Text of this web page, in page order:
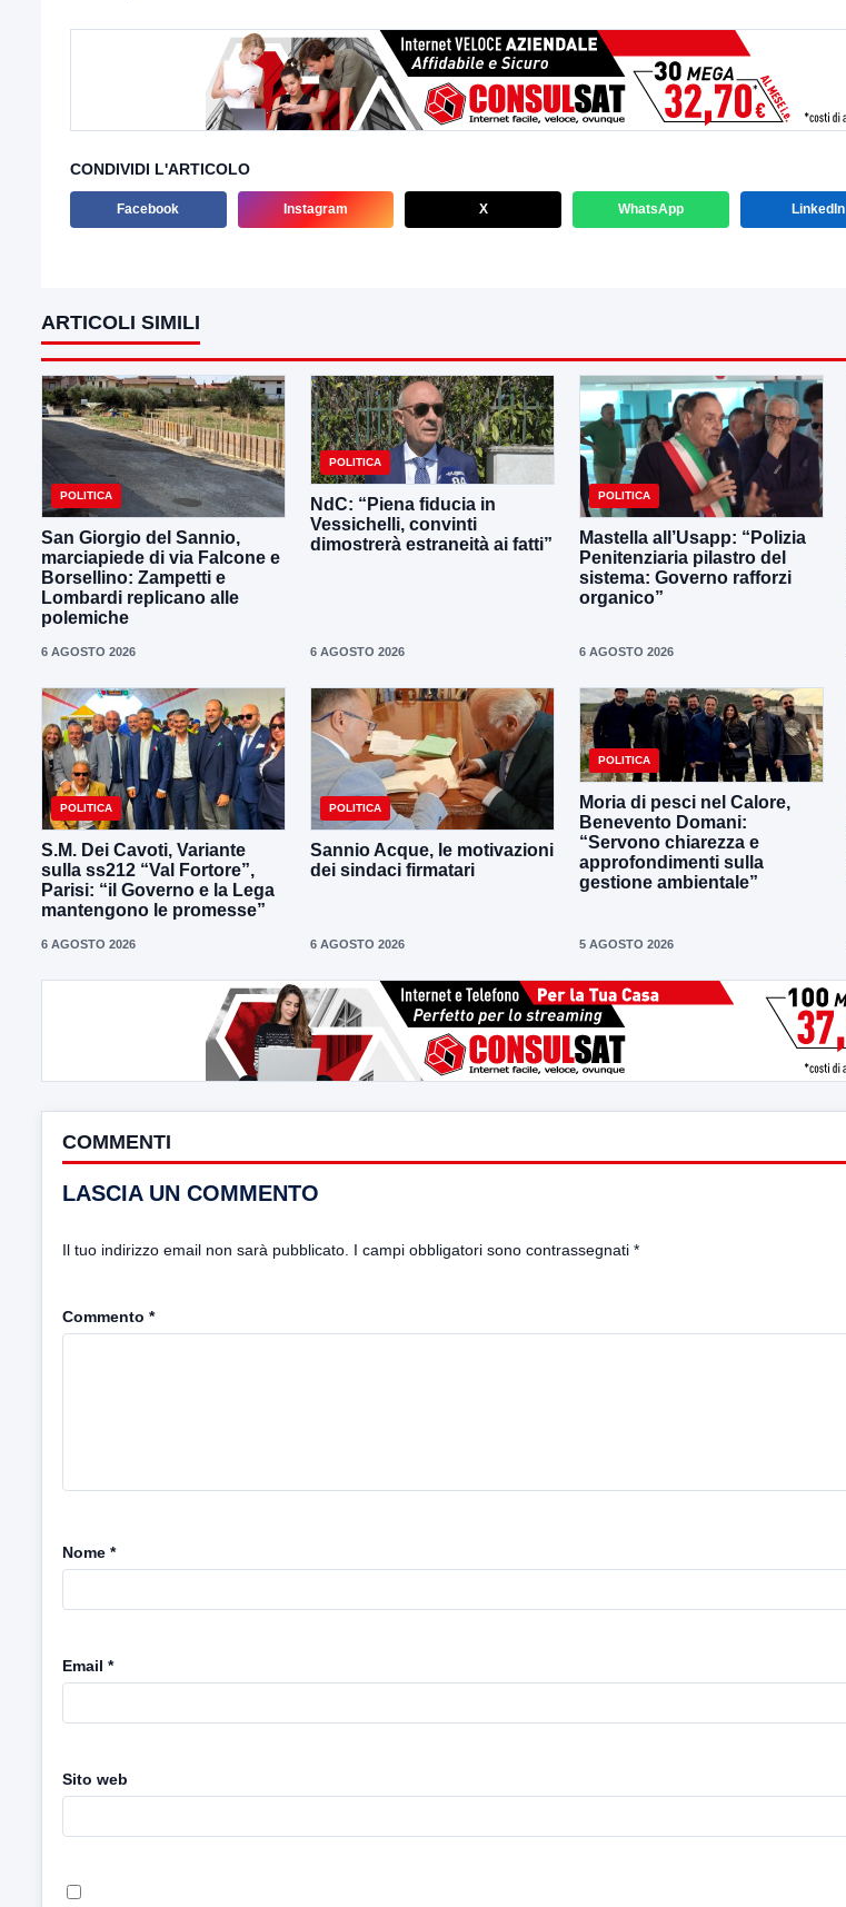
CONDIVIDI L'ARTICOLO
Facebook Instagram X WhatsApp LinkedIn
ARTICOLI SIMILI
POLITICA
San Giorgio del Sannio,
marciapiede di via Falcone e
Borsellino: Zampetti e
Lombardi replicano alle
polemiche
6 AGOSTO 2026
POLITICA
NdC: “Piena fiducia in
Vessichelli, convinti
dimostrerà estraneità ai fatti”
6 AGOSTO 2026
POLITICA
Mastella all’Usapp: “Polizia
Penitenziaria pilastro del
sistema: Governo rafforzi
organico”
6 AGOSTO 2026
POLITICA
S.M. Dei Cavoti, Variante
sulla ss212 “Val Fortore”,
Parisi: “il Governo e la Lega
mantengono le promesse”
6 AGOSTO 2026
POLITICA
Sannio Acque, le motivazioni
dei sindaci firmatari
6 AGOSTO 2026
POLITICA
Moria di pesci nel Calore,
Benevento Domani:
“Servono chiarezza e
approfondimenti sulla
gestione ambientale”
5 AGOSTO 2026
COMMENTI
LASCIA UN COMMENTO
Il tuo indirizzo email non sarà pubblicato. I campi obbligatori sono contrassegnati *
Commento *
Nome *
Email *
Sito web